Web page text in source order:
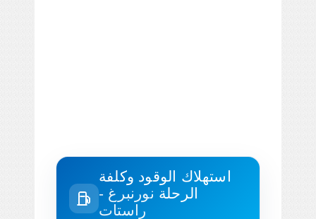
استهلاك الوقود وكلفة
الرحلة نورنبرغ -
راستات